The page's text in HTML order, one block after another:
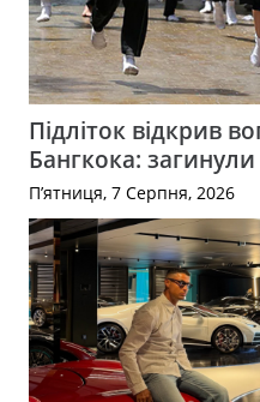
Підліток відкрив
Бангкока:
П’ятниця, 7 Серпня, 2026